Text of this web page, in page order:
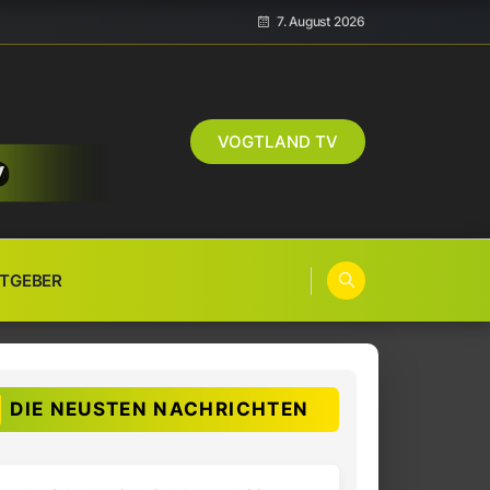
7. August 2026
VOGTLAND TV
DIE NEUSTEN NACHRICHTEN